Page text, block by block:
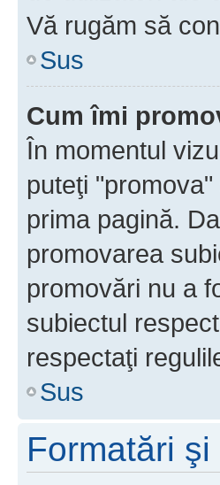
Vă rugăm să
Sus
Cum îmi
În momentul
puteţi
prima pagină.
promovarea
promovări nu a
subiectul
respectaţi
Sus
Formatări